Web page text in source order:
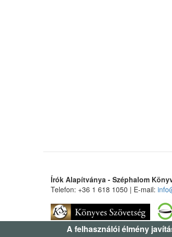
Írók Alapítványa - Széphalom
Telefon: +36 1 618 1050 | E-mail:
A felhasználói élmény